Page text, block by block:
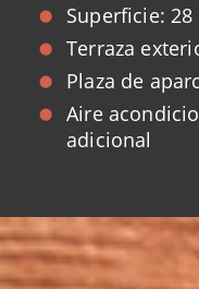
Superficie: 28
Terraza
Plaza de
Aire
adicional